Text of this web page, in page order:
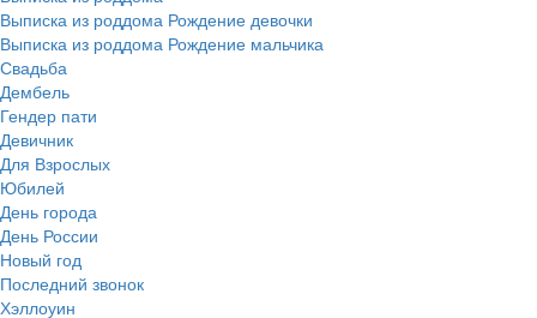
Выписка из роддома Рождение девочки
Выписка из роддома Рождение мальчика
Свадьба
Дембель
Гендер пати
Девичник
Для Взрослых
Юбилей
День города
День России
Новый год
Последний звонок
Хэллоуин